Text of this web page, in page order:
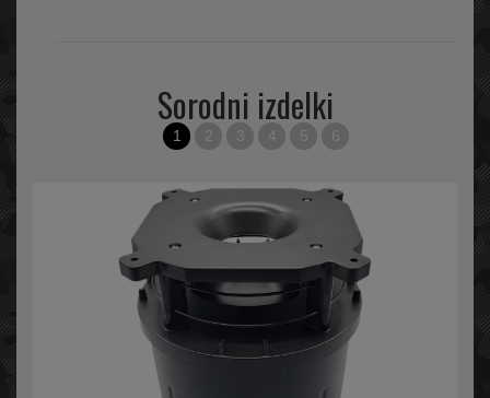
Sorodni izdelki
1 2 3 4 5 6